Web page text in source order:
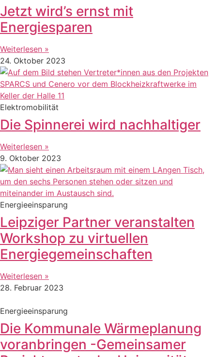
Jetzt wird’s ernst mit
Energiesparen
Weiterlesen »
24. Oktober 2023
Elektromobilität
Die Spinnerei wird nachhaltiger
Weiterlesen »
9. Oktober 2023
Energieeinsparung
Leipziger Partner veranstalten
Workshop zu virtuellen
Energiegemeinschaften
Weiterlesen »
28. Februar 2023
Energieeinsparung
Die Kommunale Wärmeplanung
voranbringen -Gemeinsamer